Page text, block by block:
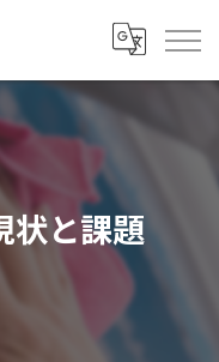
状と課題